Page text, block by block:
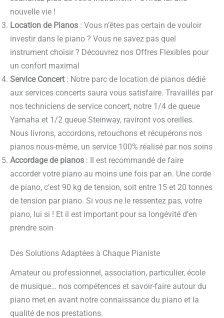
nouvelle vie !
Location de Pianos : Vous n’êtes pas certain de vouloir
investir dans le piano ? Vous ne savez pas quel
instrument choisir ? Découvrez nos Offres Flexibles pour
un confort maximal
Service Concert: Notre parc de location de pianos dédié
aux services concerts saura vous satisfaire. Travaillés par
nos techniciens de service concert, notre 1/4 de queue
Yamaha et 1/2 queue Steinway, raviront vos oreilles.
Nous livrons, accordons, retouchons et récupérons nos
pianos nous-même, un service 100% réalisé par nos soins
Accordage de pianos : Il est recommandé de faire
accorder votre piano au moins une fois par an. Une corde
de piano, c’est 90 kg de tension, soit entre 15 et 20 tonnes
de tension par piano. Si vous ne le ressentez pas, votre
piano, lui si ! Et il est important pour sa longévité d’en
prendre soin
Des Solutions Adaptées à Chaque Pianiste
Amateur ou professionnel, association, particulier, école
de musique… nos compétences et savoir-faire autour du
piano met en avant notre connaissance du piano et la
qualité de nos prestations.